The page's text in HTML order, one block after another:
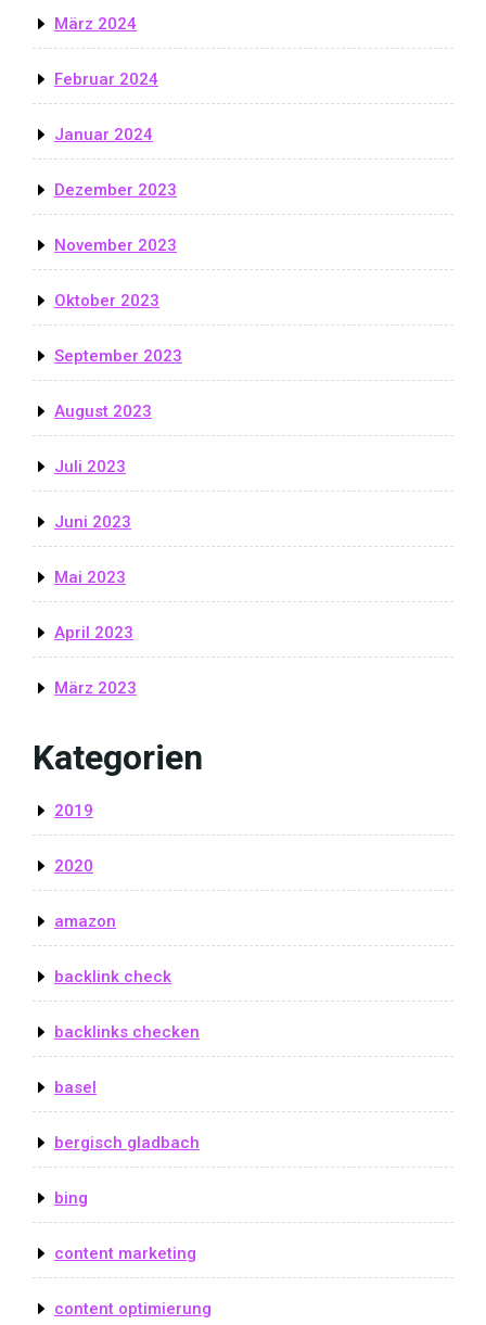
März 2024
Februar 2024
Januar 2024
Dezember 2023
November 2023
Oktober 2023
September 2023
August 2023
Juli 2023
Juni 2023
Mai 2023
April 2023
März 2023
Kategorien
2019
2020
amazon
backlink check
backlinks checken
basel
bergisch gladbach
bing
content marketing
content optimierung